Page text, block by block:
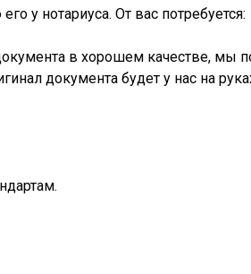
у нотариуса. От вас потребуется:
в хорошем качестве, мы
документа будет у нас на